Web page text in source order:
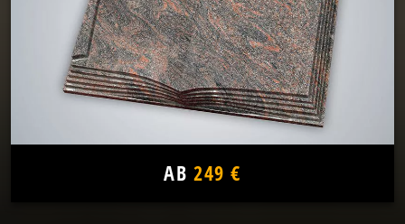
AB 249 €